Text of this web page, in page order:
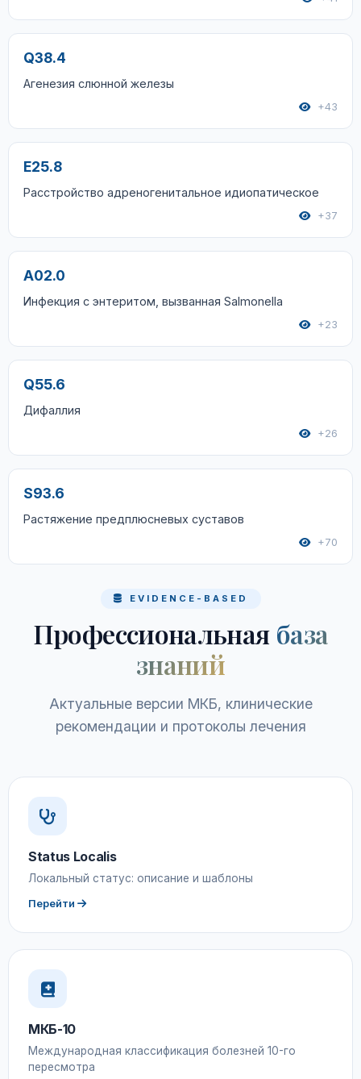
Q38.4
Агенезия слюнной железы
+43
E25.8
Расстройство адреногенитальное идиопатическое
+37
A02.0
Инфекция с энтеритом, вызванная Salmonella
+23
Q55.6
Дифаллия
+26
S93.6
Растяжение предплюсневых суставов
+70
EVIDENCE-BASED
Профессиональная база
знаний
Актуальные версии МКБ, клинические
рекомендации и протоколы лечения
Status Localis
Локальный статус: описание и шаблоны
Перейти
МКБ-10
Международная классификация болезней 10-го
пересмотра